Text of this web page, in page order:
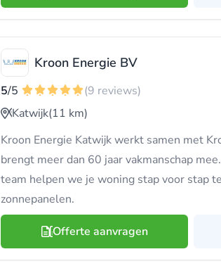
Kroon Energie BV
5/5
(9 reviews)
Katwijk(11 km)
Kroon Energie Katwijk werkt samen met
brengt meer dan 60 jaar vakmanschap
team helpen we je woning stap voor stap
zonnepanelen.
Offerte aanvragen